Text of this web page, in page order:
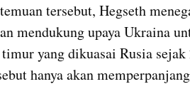
tersebut, Hegseth
mendukung upaya Ukraina
yang dikuasai Rusia
hanya akan